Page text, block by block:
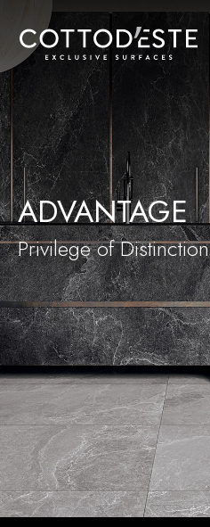
ADVANTAGE
Privilege of Distinction